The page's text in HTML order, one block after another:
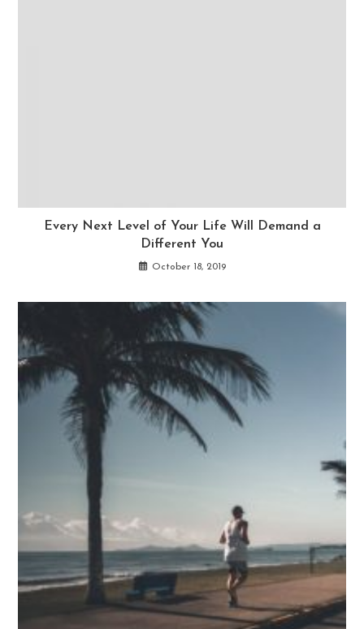
Every Next Level of Your Life Will Demand a
Different You
October 18, 2019